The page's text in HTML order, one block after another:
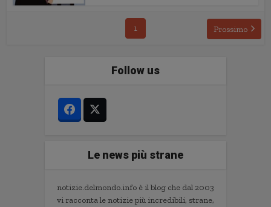
1 Prossimo
Follow us
Le news più strane
notizie.delmondo.info è il blog che dal 2003
vi racconta le notizie più incredibili, strane,